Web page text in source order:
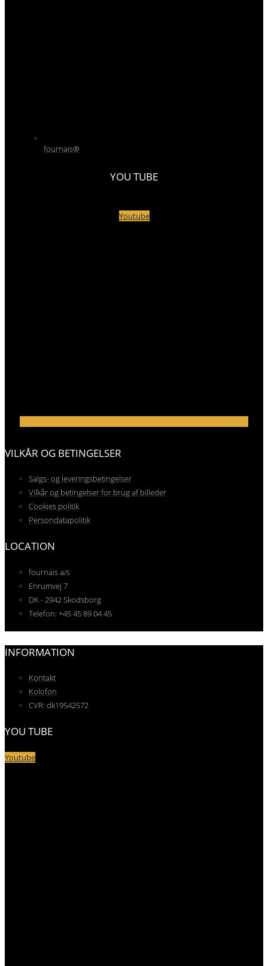
fournais®
YOU TUBE
Youtube
VILKÅR OG BETINGELSER
Salgs- og leveringsbetingelser
Vilkår og betingelser for brug af billeder
Cookies politik
Persondatapolitik
LOCATION
fournais a/s
Enrumvej 7
DK - 2942 Skodsborg
Telefon: +45 45 89 04 45
INFORMATION
Kontakt
Kolofon
CVR: dk19542572
YOU TUBE
Youtube